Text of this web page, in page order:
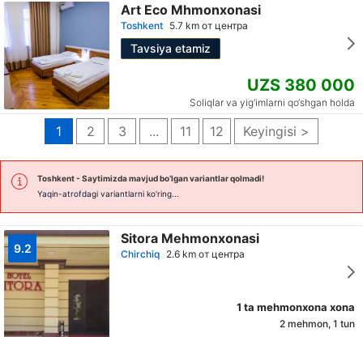
Art Eco Mhmonxonasi
Toshkent 5.7 km от центра
Tavsiya etamiz
UZS 380 000
Soliqlar va yig‘imlarni qo‘shgan holda
1 2 3 ... 11 12 Keyingisi >
Toshkent- Saytimizda mavjud bo’lgan variantlar qolmadi!
Yaqin-atrofdagi variantlarni ko'ring...
9.2
Sitora Mehmonxonasi
Chirchiq 2.6 km от центра
1 ta mehmonxona xona
2 mehmon, 1 tun